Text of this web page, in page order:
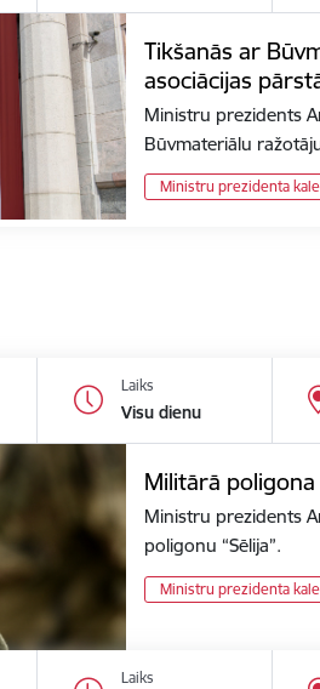
Tikšanās ar
asociācijas
Ministru prezidents
Būvmateriālu
Ministru prezidenta
Laiks
Visu dienu
Militārā poligona
Ministru prezidents
poligonu “Sēlija”.
Ministru prezidenta
Laiks